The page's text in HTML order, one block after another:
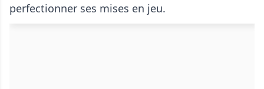
perfectionner ses mises en jeu.